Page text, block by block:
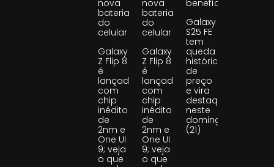
nova
bateria
do
celular
Galaxy
Z Flip 8
é
lançado
com
chip
inédito
de
2nm e
One UI
9; veja
o que
nova
bateria
do
celular
Galaxy
Z Flip 8
é
lançado
com
chip
inédito
de
2nm e
One UI
9; veja
o que
benefício
Galaxy
S25 FE
tem
queda
histórica
de
preço
e vira
destaque
neste
domingo
(21)